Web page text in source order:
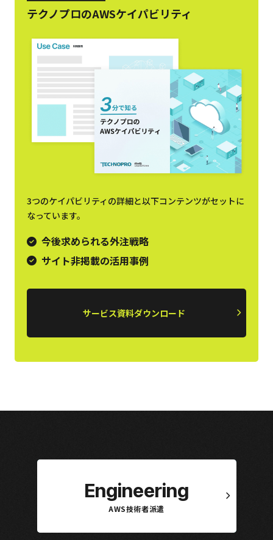
テクノプロのAWSケイパビリティ
3つのケイパビリティの詳細と以下コンテンツがセットに
なっています。
今後求められる外注戦略
サイト非掲載の活用事例
サービス資料ダウンロード
Engineering
AWS技術者派遣